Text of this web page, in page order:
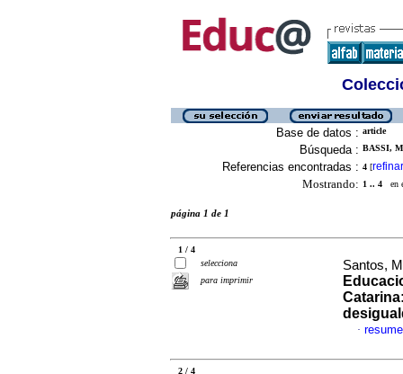
Base de datos : article
Búsqueda : BASSI,
Referencias encontradas : 4 [refinar
Mostrando: 1 .. 4 en
página 1 de 1
1 / 4
selecciona
para imprimir
Santos,
·
2 / 4